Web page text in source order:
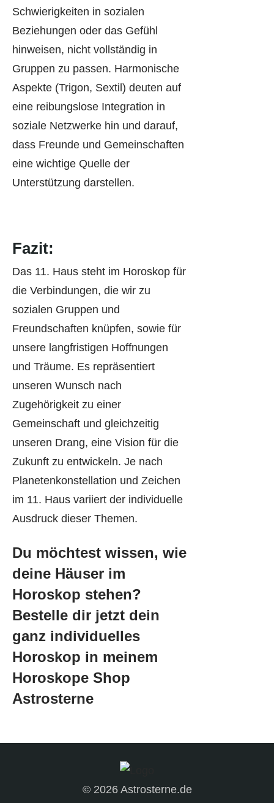
Schwierigkeiten in sozialen
Beziehungen oder das Gefühl
hinweisen, nicht vollständig in
Gruppen zu passen. Harmonische
Aspekte (Trigon, Sextil) deuten auf
eine reibungslose Integration in
soziale Netzwerke hin und darauf,
dass Freunde und Gemeinschaften
eine wichtige Quelle der
Unterstützung darstellen.
Fazit:
Das 11. Haus steht im Horoskop für
die Verbindungen, die wir zu
sozialen Gruppen und
Freundschaften knüpfen, sowie für
unsere langfristigen Hoffnungen
und Träume. Es repräsentiert
unseren Wunsch nach
Zugehörigkeit zu einer
Gemeinschaft und gleichzeitig
unseren Drang, eine Vision für die
Zukunft zu entwickeln. Je nach
Planetenkonstellation und Zeichen
im 11. Haus variiert der individuelle
Ausdruck dieser Themen.
Du möchtest wissen, wie
deine Häuser im
Horoskop stehen?
Bestelle dir jetzt dein
ganz individuelles
Horoskop in meinem
Horoskope Shop
Astrosterne
© 2026 Astrosterne.de